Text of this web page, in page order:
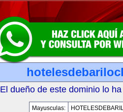
El dueño de este dominio lo
Mayusculas: